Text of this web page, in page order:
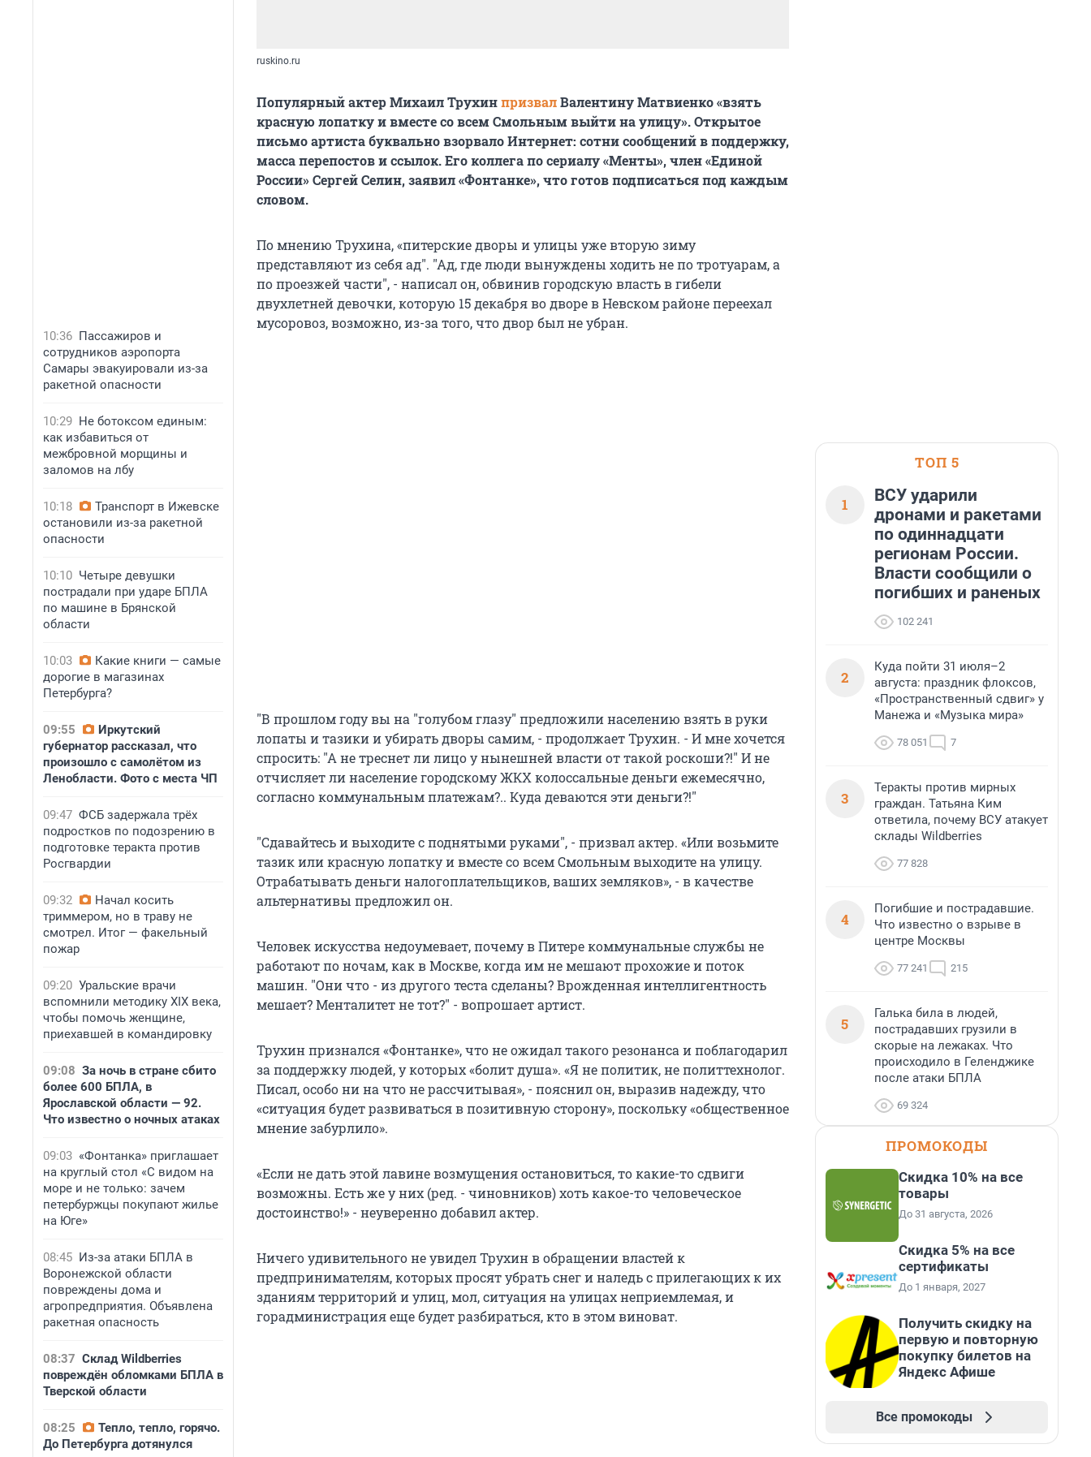
10:36 Пассажиров и
сотрудников аэропорта
Самары эвакуировали из-за
ракетной опасности
10:29 Не ботоксом единым:
как избавиться от
межбровной морщины и
заломов на лбу
10:18
Транспорт в Ижевске
остановили из-за ракетной
опасности
10:10 Четыре девушки
пострадали при ударе БПЛА
по машине в Брянской
области
10:03
Какие книги — самые
дорогие в магазинах
Петербурга?
09:55
Иркутский
губернатор рассказал, что
произошло с самолётом из
Ленобласти. Фото с места ЧП
09:47 ФСБ задержала трёх
подростков по подозрению в
подготовке теракта против
Росгвардии
09:32
Начал косить
триммером, но в траву не
смотрел. Итог — факельный
пожар
09:20 Уральские врачи
вспомнили методику XIX века,
чтобы помочь женщине,
приехавшей в командировку
09:08 За ночь в стране сбито
более 600 БПЛА, в
Ярославской области — 92.
Что известно о ночных атаках
09:03 «Фонтанка» приглашает
на круглый стол «С видом на
море и не только: зачем
петербуржцы покупают жилье
на Юге»
08:45 Из-за атаки БПЛА в
Воронежской области
повреждены дома и
агропредприятия. Объявлена
ракетная опасность
08:37 Склад Wildberries
повреждён обломками БПЛА в
Тверской области
08:25
Тепло, тепло, горячо.
До Петербурга дотянулся
ruskino.ru
Популярный актер Михаил ТрухинпризвалВалентину Матвиенко «взять
красную лопатку и вместе со всем Смольным выйти на улицу». Открытое
письмо артиста буквально взорвало Интернет: сотни сообщений в поддержку,
масса перепостов и ссылок. Его коллега по сериалу «Менты», член «Единой
России» Сергей Селин, заявил «Фонтанке», что готов подписаться под каждым
словом.
По мнению Трухина, «питерские дворы и улицы уже вторую зиму
представляют из себя ад". "Ад, где люди вынуждены ходить не по тротуарам, а
по проезжей части", - написал он, обвинив городскую власть в гибели
двухлетней девочки, которую 15 декабря во дворе в Невском районе переехал
мусоровоз, возможно, из-за того, что двор был не убран.
"В прошлом году вы на "голубом глазу" предложили населению взять в руки
лопаты и тазики и убирать дворы самим, - продолжает Трухин. - И мне хочется
спросить: "А не треснет ли лицо у нынешней власти от такой роскоши?!" И не
отчисляет ли население городскому ЖКХ колоссальные деньги ежемесячно,
согласно коммунальным платежам?.. Куда деваются эти деньги?!"
"Сдавайтесь и выходите с поднятыми руками", - призвал актер. «Или возьмите
тазик или красную лопатку и вместе со всем Смольным выходите на улицу.
Отрабатывать деньги налогоплательщиков, ваших земляков», - в качестве
альтернативы предложил он.
Человек искусства недоумевает, почему в Питере коммунальные службы не
работают по ночам, как в Москве, когда им не мешают прохожие и поток
машин. "Они что - из другого теста сделаны? Врожденная интеллигентность
мешает? Менталитет не тот?" - вопрошает артист.
Трухин признался «Фонтанке», что не ожидал такого резонанса и поблагодарил
за поддержку людей, у которых «болит душа». «Я не политик, не политтехнолог.
Писал, особо ни на что не рассчитывая», - пояснил он, выразив надежду, что
«ситуация будет развиваться в позитивную сторону», поскольку «общественное
мнение забурлило».
«Если не дать этой лавине возмущения остановиться, то какие-то сдвиги
возможны. Есть же у них (ред. - чиновников) хоть какое-то человеческое
достоинство!» - неуверенно добавил актер.
Ничего удивительного не увидел Трухин в обращении властей к
предпринимателям, которых просят убрать снег и наледь с прилегающих к их
зданиям территорий и улиц, мол, ситуация на улицах неприемлемая, и
горадминистрация еще будет разбираться, кто в этом виноват.
ТОП 5
1
ВСУ ударили
дронами и ракетами
по одиннадцати
регионам России.
Власти сообщили о
погибших и раненых
102 241
2
Куда пойти 31 июля–2
августа: праздник флоксов,
«Пространственный сдвиг» у
Манежа и «Музыка мира»
78 051 7
3
Теракты против мирных
граждан. Татьяна Ким
ответила, почему ВСУ атакует
склады Wildberries
77 828
4
Погибшие и пострадавшие.
Что известно о взрыве в
центре Москвы
77 241 215
5
Галька била в людей,
пострадавших грузили в
скорые на лежаках. Что
происходило в Геленджике
после атаки БПЛА
69 324
ПРОМОКОДЫ
Скидка 10% на все
товары
До 31 августа, 2026
Скидка 5% на все
сертификаты
До 1 января, 2027
Получить скидку на
первую и повторную
покупку билетов на
Яндекс Афише
Все промокоды